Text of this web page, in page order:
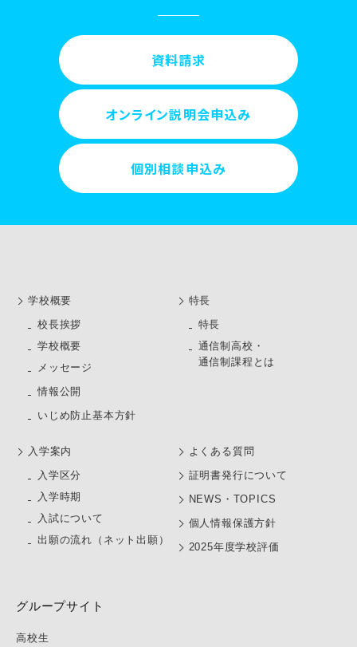
資料請求
オンライン説明会申込み
個別相談申込み
学校概要
校長挨拶
学校概要
メッセージ
情報公開
いじめ防止基本方針
特長
特長
通信制高校・
通信制課程とは
⼊学案内
⼊学区分
入学時期
入試について
出願の流れ（ネット出願）
よくある質問
証明書発行について
NEWS・TOPICS
個人情報保護方針
2025年度学校評価
グループサイト
高校生